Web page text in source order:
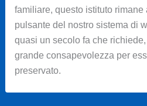
familiare, questo istituto rimane
pulsante del nostro sistema di
quasi un secolo fa che
grande consapevolezza per
preservato.